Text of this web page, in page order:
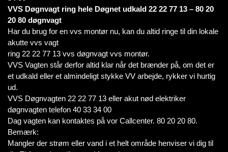
VVS Døgnvagt ring hele Døgnet udkald 22 22 77 13 – 80 20
20 80 døgnvagt
Har du brug for en vvs montør nu, kan du altid ringe til din lokale
akutte vvs vagt
ring 22 22 77 13 vvs døgnvagt vvs montør.
VVS Vagten står derfor altid klar når det brænder på, om det er
et udkald eller et almindeligt stykke VV arbejde, rykker vi hurtig
ud.
VVS Døgnvagten 22 22 77 13 eller akut nød elektriker
døgnvagten telefon 40 33 34 00
Dag vagten kan kontaktes på vor Callcenter. 80 20 20 80.
Bemærk:
Mangler der strøm eller vand i et helt område henviser vi dig til